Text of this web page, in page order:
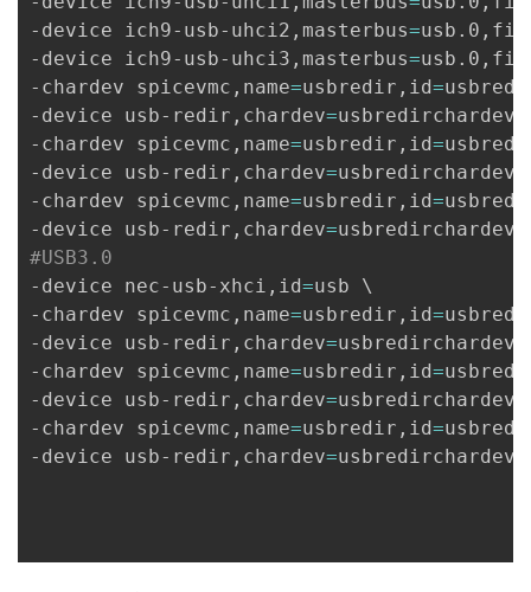
-device ich9-usb-uhci2,masterbus=
-device ich9-usb-uhci3,masterbus=
-chardev spicevmc,name=usbredir,id=
-device usb-redir,chardev=
-chardev spicevmc,name=usbredir,id=
-device usb-redir,chardev=
-chardev spicevmc,name=usbredir,id=
-device usb-redir,chardev=
#USB3.0
-device nec-usb-xhci,id=usb \
-chardev spicevmc,name=usbredir,id=
-device usb-redir,chardev=
-chardev spicevmc,name=usbredir,id=
-device usb-redir,chardev=
-chardev spicevmc,name=usbredir,id=
-device usb-redir,chardev=